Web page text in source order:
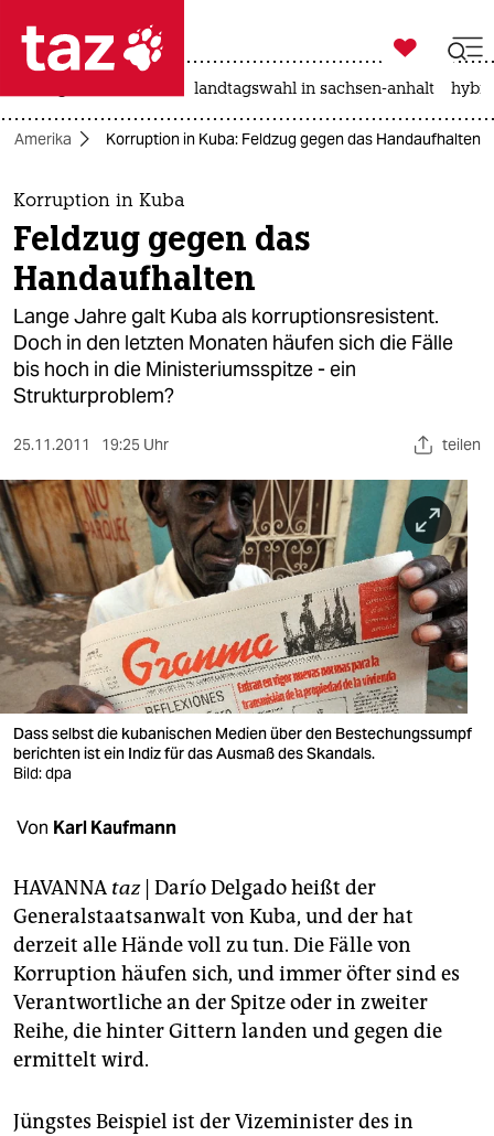
 taz zahl ich
taz zahl ich
themen
politik
öko
gesellschaft
kultur
sport
berlin
nord
wahrheit
verlag
verlag
veranstaltungen
shop
fragen & hilfe
abo
genossenschaft
epaper login

taz zahl ich
landtagswahl in sachsen-anhalt
Amerika Korruption in Kuba: Feldzug gegen das Handaufhalten
Korruption in Kuba
Feldzug gegen das
Handaufhalten
Lange Jahre galt Kuba als korruptionsresistent.
Doch in den letzten Monaten häufen sich die Fälle
bis hoch in die Ministeriumsspitze - ein
Strukturproblem?
25.11.2011 19:25 Uhr teilen
Dass selbst die kubanischen Medien über den Bestechungssumpf
berichten ist ein Indiz für das Ausmaß des Skandals.
Bild: dpa
Von Karl Kaufmann
HAVANNA taz| Darío Delgado heißt der
Generalstaatsanwalt von Kuba, und der hat
derzeit alle Hände voll zu tun. Die Fälle von
Korruption häufen sich, und immer öfter sind es
Verantwortliche an der Spitze oder in zweiter
Reihe, die hinter Gittern landen und gegen die
ermittelt wird.
Jüngstes Beispiel ist der Vizeminister des in